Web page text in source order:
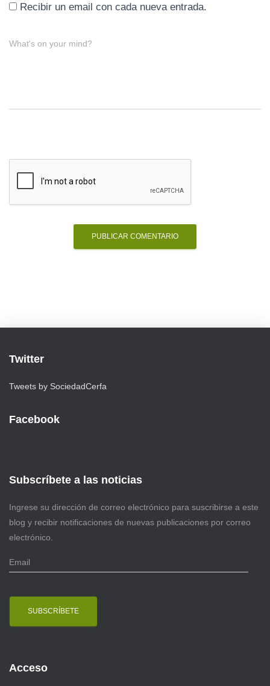
Recibir un email con cada nueva entrada.
What's on your mind?
Twitter
Tweets by SociedadCerfa
Facebook
Subscríbete a las noticias
Ingrese su dirección de correo electrónico para suscribirse a este
blog y recibir notificaciones de nuevas publicaciones por correo
electrónico.
E
m
Acceso